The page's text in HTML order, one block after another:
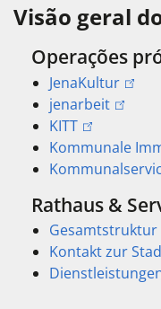
Visão geral
Operações
JenaKultur
jenarbeit
KITT
Kommunale
Rathaus &
Kontakt zur